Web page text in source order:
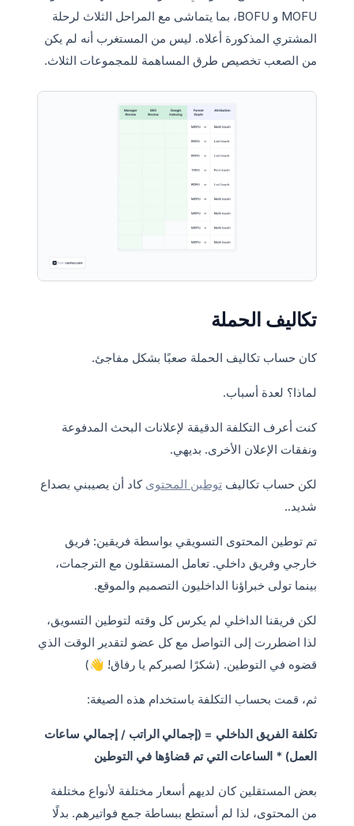
MOFU و BOFU، بما يتماشى مع المراحل الثلاث لرحلة
المشتري المذكورة أعلاه. ليس من المستغرب أنه لم يكن
من الصعب تخصيص طرق المساهمة للمجموعات الثلاث.
تكاليف الحملة
كان حساب تكاليف الحملة صعبًا بشكل مفاجئ.
لماذا؟ لعدة أسباب.
كنت أعرف التكلفة الدقيقة لإعلانات البحث المدفوعة
ونفقات الإعلان الأخرى. بديهي.
لكن حساب تكاليف توطين المحتوى كاد أن يصيبني بصداع
شديد..
تم توطين المحتوى التسويقي بواسطة فريقين: فريق
خارجي وفريق داخلي. تعامل المستقلون مع الترجمات،
بينما تولى خبراؤنا الداخليون التصميم والموقع.
لكن فريقنا الداخلي لم يكرس كل وقته لتوطين التسويق،
لذا اضطررت إلى التواصل مع كل عضو لتقدير الوقت الذي
قضوه في التوطين. (شكرًا لصبركم يا رفاق! 👋)
ثم، قمت بحساب التكلفة باستخدام هذه الصيغة:
تكلفة الفريق الداخلي = (إجمالي الراتب / إجمالي ساعات
العمل) * الساعات التي تم قضاؤها في التوطين
بعض المستقلين كان لديهم أسعار مختلفة لأنواع مختلفة
من المحتوى، لذا لم أستطع ببساطة جمع فواتيرهم. بدلًا